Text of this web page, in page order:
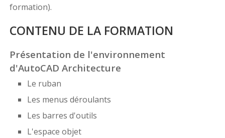
formation).
CONTENU DE LA FORMATION
Présentation de l'environnement
d'AutoCAD Architecture
Le ruban
Les menus déroulants
Les barres d'outils
L'espace objet